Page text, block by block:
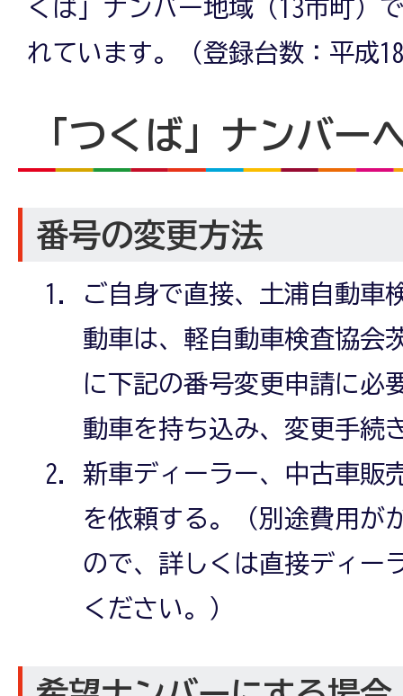
くば」ナンバー地域（13市町）
れています。（登録台数：平成
「つくば」ナンバー
番号の変更方法
ご自身で直接、土浦自動車
動車は、軽自動車検査協会
に下記の番号変更申請に必
動車を持ち込み、変更手続
新車ディーラー、中古車販
を依頼する。（別途費用が
ので、詳しくは直接ディー
ください。）